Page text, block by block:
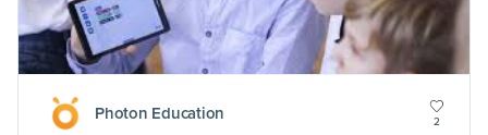
Photon Education 2